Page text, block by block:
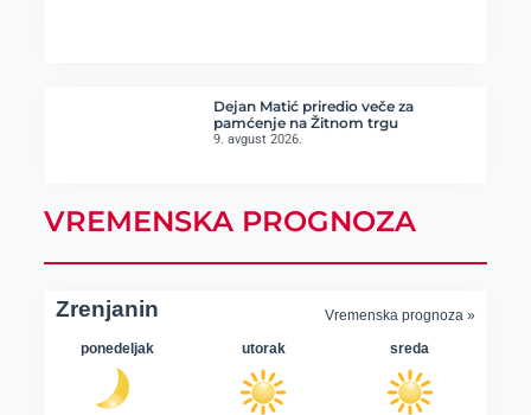
Dejan Matić priredio veče za
pamćenje na Žitnom trgu
9. avgust 2026.
VREMENSKA PROGNOZA